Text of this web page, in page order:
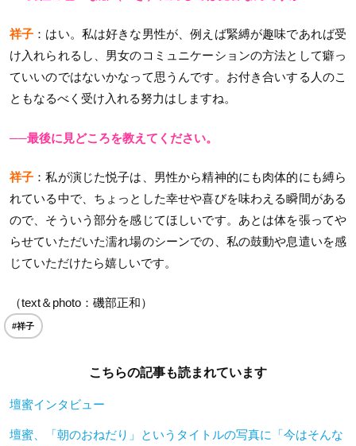
祥子 ：はい。私は好きな男性が、例えば緊縛が趣味であれば受
け入れられるし、男女のコミュニケーションの方法として癖っ
ていいのではないかなって思うんです。お付き合いする人のこ
ともなるべく受け入れる努力はしますね。
──最後に見どころを教えてください。
祥子 ：私が演じた悦子は、男性から精神的にも肉体的にも縛ら
れている中で、ちょっとした幸せや喜びを味わえる瞬間がある
ので、そういう部分を感じてほしいです。あとは体を張ってや
らせていただいた濡れ場のシーンでの、私の鼓動や息遣いを感
じていただけたら嬉しいです。
（text＆photo：磯部正和）
#祥子
こちらの記事も読まれています
壇蜜インタビュー
壇蜜、「朝のおねだり」というタイトルの写真に「今はそんな